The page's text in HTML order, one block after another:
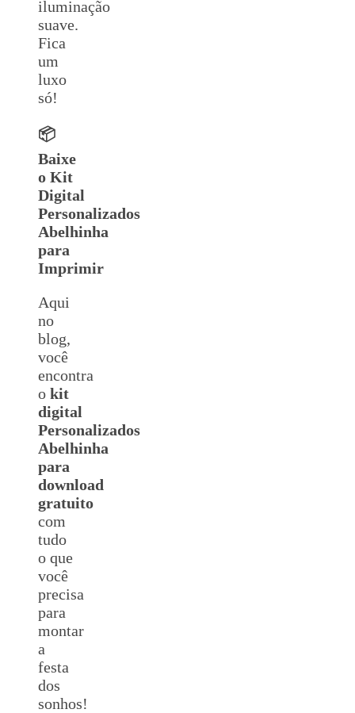
iluminação
suave.
Fica
um
luxo
só!
📦
Baixe
o Kit
Digital
Personalizados
Abelhinha
para
Imprimir
Aqui
no
blog,
você
encontra
o kit
digital
Personalizados
Abelhinha
para
download
gratuito
com
tudo
o que
você
precisa
para
montar
a
festa
dos
sonhos!